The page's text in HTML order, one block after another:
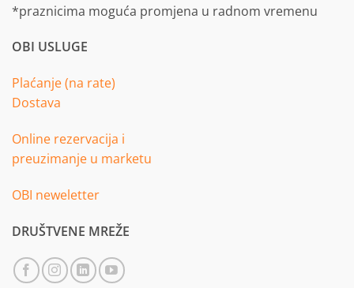
*praznicima moguća promjena u radnom vremenu
OBI USLUGE
Plaćanje (na rate)
Dostava
Online rezervacija i
preuzimanje u marketu
OBI neweletter
DRUŠTVENE MREŽE